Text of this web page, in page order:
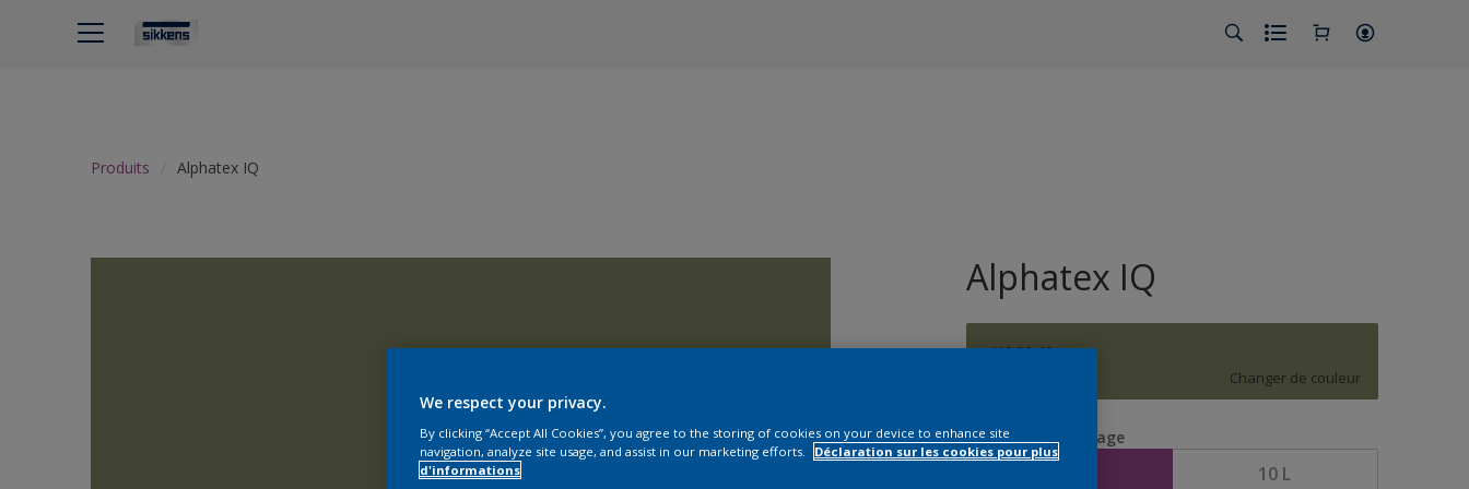
Produits Alphatex IQ
Alphatex IQ
H6.20.49
Changer de couleur
Taille de l’emballage
10 L
We respect your privacy.
By clicking “Accept All Cookies”, you agree to the storing of cookies on your device to enhance site
navigation, analyze site usage, and assist in our marketing efforts.
Déclaration sur les cookies pour plus
d'informations